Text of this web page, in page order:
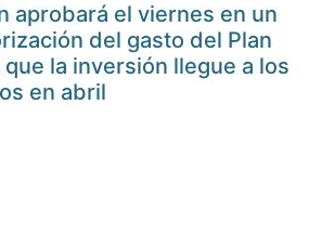
aprobará el viernes en un
del gasto del Plan
la inversión llegue a los
en abril